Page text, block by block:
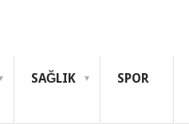
SAĞLIK SPOR